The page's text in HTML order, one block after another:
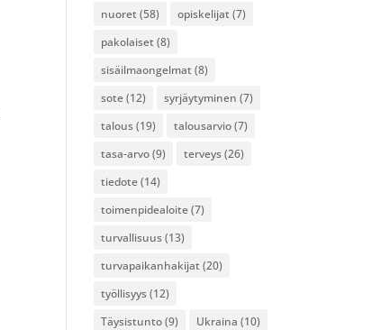
nuoret (58) opiskelijat (7)
pakolaiset (8)
sisäilmaongelmat (8)
sote(12) syrjäytyminen (7)
talous(19) talousarvio(7)
tasa-arvo(9) terveys(26)
tiedote(14)
toimenpidealoite(7)
turvallisuus(13)
turvapaikanhakijat (20)
työllisyys(12)
Täysistunto(9) Ukraina (10)